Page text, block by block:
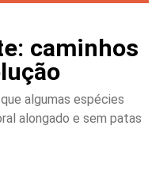
caminhos
algumas espécies
alongado e sem patas